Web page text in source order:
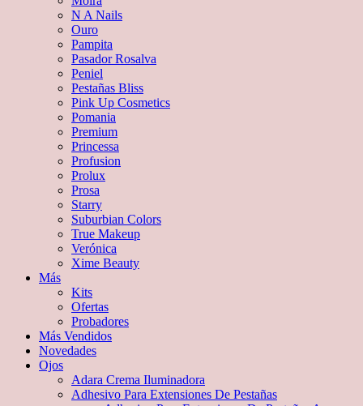
N A Nails
Ouro
Pampita
Pasador Rosalva
Peniel
Pestañas Bliss
Pink Up Cosmetics
Pomania
Premium
Princessa
Profusion
Prolux
Prosa
Starry
Suburbian Colors
True Makeup
Verónica
Xime Beauty
Más
Kits
Ofertas
Probadores
Más Vendidos
Novedades
Ojos
Adara Crema Iluminadora
Adhesivo Para Extensiones De Pestañas